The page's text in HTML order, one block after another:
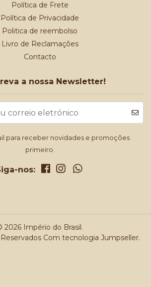
Política de Frete
Política de Privacidade
Politica de reembolso
Livro de Reclamações
Contacto
a nossa Newsletter!
para receber novidades e promoções
primeiro.
nos:
2026 Império do Brasil.
Com tecnologia Jumpseller.